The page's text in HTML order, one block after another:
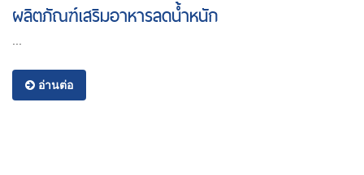
ผลิตภัณฑ์เสริมอาหารลดน้ำหนัก
อ่านต่อ